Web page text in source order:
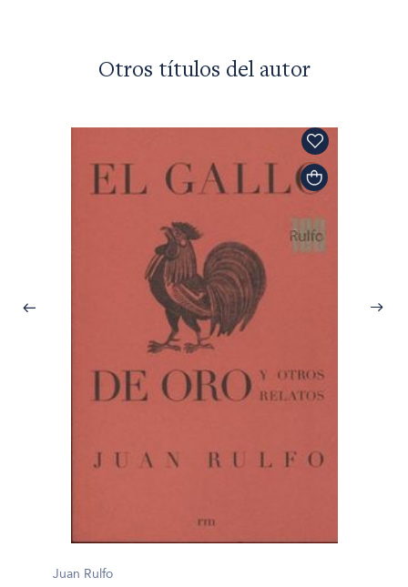
Otros títulos del autor
Juan Rulfo